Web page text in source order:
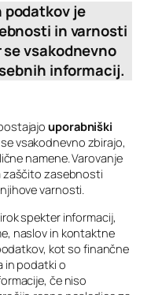
podatkov je
in varnosti
vsakodnevno
informacij.
uporabniški
se vsakodnevno zbirajo,
namene. Varovanje
zaščito zasebnosti
varnosti.
spekter informacij,
naslov in kontaktne
kot so finančne
in podatki o
če niso